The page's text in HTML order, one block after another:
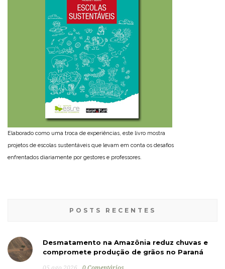
Elaborado como uma troca de experiências, este livro mostra
projetos de escolas sustentáveis que levam em conta os desafios
enfrentados diariamente por gestores e professores.
POSTS RECENTES
Desmatamento na Amazônia reduz chuvas e
compromete produção de grãos no Paraná